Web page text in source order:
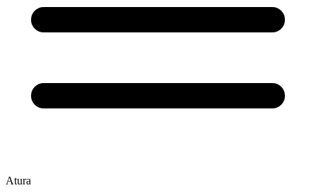
Atura